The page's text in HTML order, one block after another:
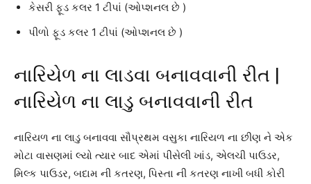
કેસરી ફૂડ કલર 1 ટીપાં (ઓપ્શનલ છે )
પીળો ફૂડ કલર 1 ટીપાં (ઓપ્શનલ છે )
નારિયેળ ના લાડવા બનાવવાની રીત |
નારિયેળ ના લાડુ બનાવવાની રીત
નારિયળ ના લાડુ બનાવવા સૌપ્રથમ વસુકા નારિયળ ના છીણ ને એક
મોટા વાસણમાં લ્યો ત્યાર બાદ એમાં પીસેલી ખાંડ, એલચી પાઉડર,
મિલ્ક પાઉડર, બદામ ની કતરણ, પિસ્તા ની કતરણ નાખી બધી કોરી